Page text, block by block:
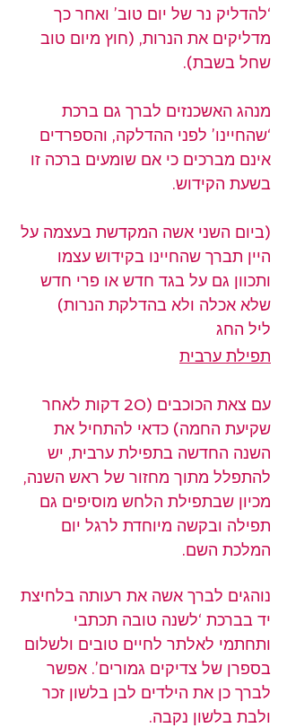
‘להדליק נר של יום טוב’ ואחר כך
מדליקים את הנרות, (חוץ מיום טוב
שחל בשבת).
מנהג האשכנזים לברך גם ברכת
‘שהחיינו’ לפני ההדלקה, והספרדים
אינם מברכים כי אם שומעים ברכה זו
בשעת הקידוש.
(ביום השני אשה המקדשת בעצמה על
היין תברך שהחיינו בקידוש עצמו
ותכוון גם על בגד חדש או פרי חדש
שלא אכלה ולא בהדלקת הנרות)
ליל החג
תפילת ערבית
עם צאת הכוכבים (20 דקות לאחר
שקיעת החמה) כדאי להתחיל את
השנה החדשה בתפילת ערבית, יש
להתפלל מתוך מחזור של ראש השנה,
מכיון שבתפילת הלחש מוסיפים גם
תפילה ובקשה מיוחדת לרגל יום
המלכת השם.
נוהגים לברך אשה את רעותה בלחיצת
יד בברכת ‘לשנה טובה תכתבי
ותחתמי לאלתר לחיים טובים ולשלום
בספרן של צדיקים גמורים’. אפשר
לברך כן את הילדים לבן בלשון זכר
ולבת בלשון נקבה.